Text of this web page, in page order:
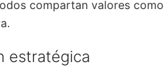
compartan valores como
estratégica